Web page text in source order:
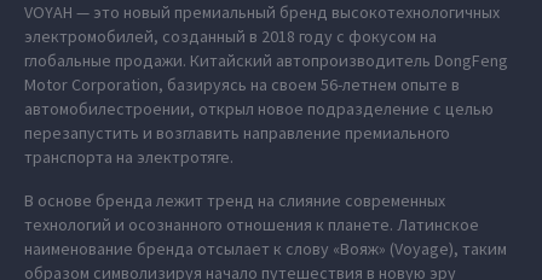
VOYAH — это новый премиальный бренд высокотехнологичных
электромобилей, созданный в 2018 году с фокусом на
глобальные продажи. Китайский автопроизводитель DongFeng
Motor Corporation, базируясь на своем 56-летнем опыте в
автомобилестроении, открыл новое подразделение с целью
перезапустить и возглавить направление премиального
транспорта на электротяге.
В основе бренда лежит тренд на слияние современных
технологий и осознанного отношения к планете. Латинское
наименование бренда отсылает к слову «Вояж» (Voyage), таким
образом символизируя начало путешествия в новую эру